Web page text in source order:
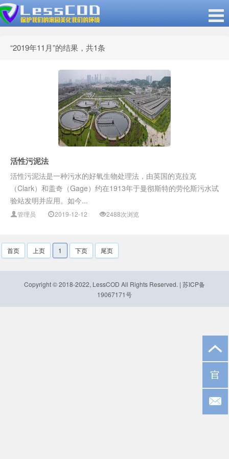
高效微生物菌
“2019年11月”的结果，共1条
活性污泥法
活性污泥法是一种污水的好氧生物处理法，由英国的克拉克
（Clark）和盖奇（Gage）约在1913年于曼彻斯特的劳伦斯污水试
验站发明并应用。如今...
管理员 2019-12-12 2488次浏览
首页 上页 1 下页 尾页
Copyright © 2018-2022, LessCOD All Rights Reserved. | 苏ICP备
19067171号